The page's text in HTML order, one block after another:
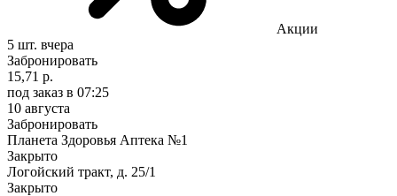
Акции
5 шт. вчера
Забронировать
15,71 р.
под заказ в 07:25
10 августа
Забронировать
Планета Здоровья Аптека №1
Закрыто
Логойский тракт, д. 25/1
Закрыто